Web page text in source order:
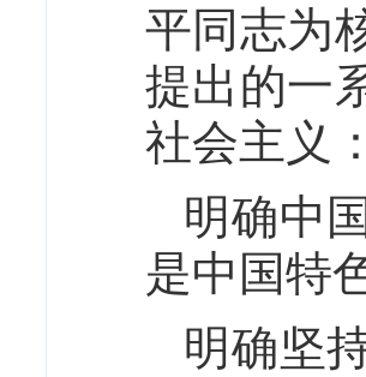
平同志为
提出的一
社会主义：
明确中
是中国特
明确坚